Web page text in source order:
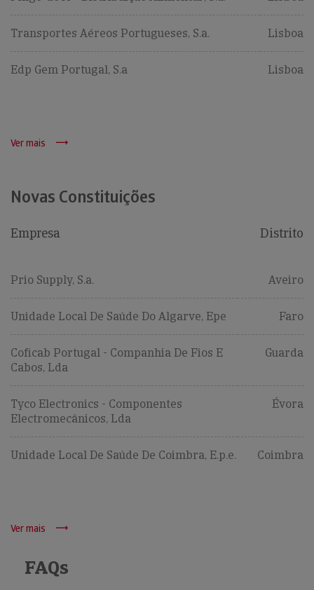
Transportes Aéreos Portugueses, S.a. Lisboa
Edp Gem Portugal, S.a Lisboa
Ver mais
Novas Constituições
Empresa Distrito
Prio Supply, S.a. Aveiro
Unidade Local De Saúde Do Algarve, Epe Faro
Coficab Portugal - Companhia De Fios E
Cabos, Lda
Guarda
Tyco Electronics - Componentes
Electromecânicos, Lda
Évora
Unidade Local De Saúde De Coimbra, E.p.e. Coimbra
Ver mais
FAQs